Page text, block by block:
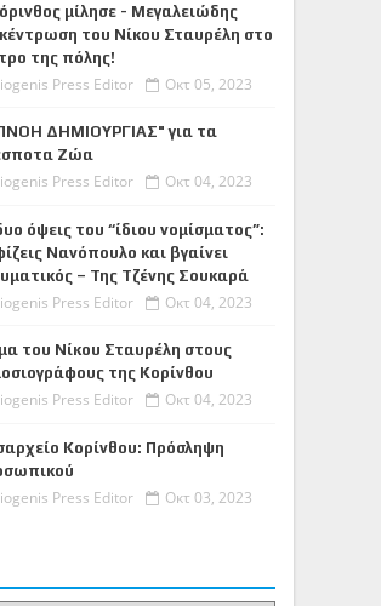
μίλησε - Μεγαλειώδης
του Νίκου Σταυρέλη στο
της πόλης!
Press Editor Οκτ 05, 2023
ΔΗΜΙΟΥΡΓΙΑΣ" για τα
Ζώα
Press Editor Οκτ 04, 2023
όψεις του “ίδιου νομίσματος”:
Νανόπουλο και βγαίνει
– Της Τζένης Σουκαρά
Press Editor Οκτ 04, 2023
του Νίκου Σταυρέλη στους
της Κορίνθου
Press Editor Οκτ 04, 2023
Κορίνθου: Πρόσληψη
Press Editor Οκτ 03, 2023